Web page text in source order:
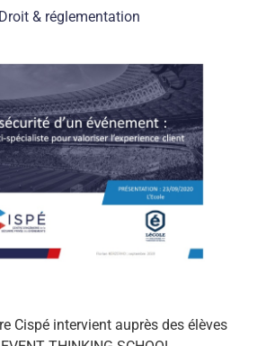
Droit & réglementation
Cispé intervient auprès des élèves